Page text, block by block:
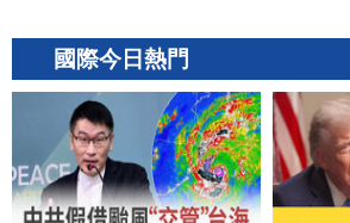
國際今日熱門